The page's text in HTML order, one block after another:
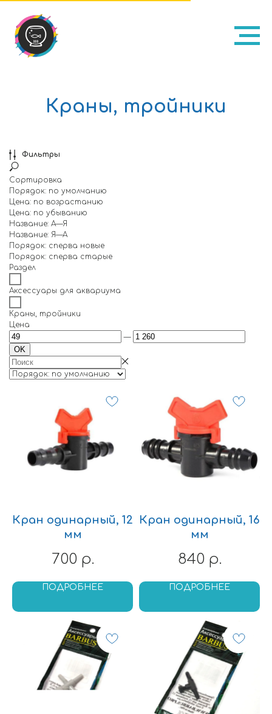
Краны, тройники
Фильтры
Сортировка
Порядок: по умолчанию
Цена: по возрастанию
Цена: по убыванию
Название: А—Я
Название: Я—А
Порядок: сперва новые
Порядок: сперва старые
Раздел
Аксессуары для аквариума
Краны, тройники
Цена
—
OK
Кран одинарный, 12
мм
700 р.
ПОДРОБНЕЕ
Кран одинарный, 16
мм
840 р.
ПОДРОБНЕЕ